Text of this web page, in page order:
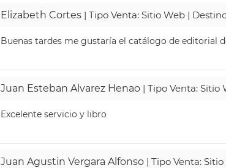
Elizabeth Cortes | Tipo Venta: Sitio Web |
Buenas tardes me gustaría el catálogo de editorial
Juan Esteban Alvarez Henao | Tipo Venta:
Excelente servicio y libro
Juan Agustin Vergara Alfonso | Tipo Venta: